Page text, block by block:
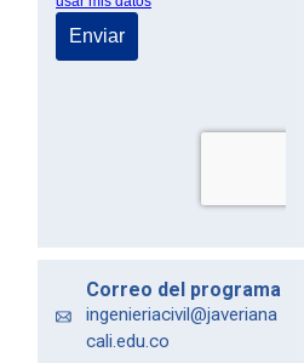
Correo del programa
ingenieriacivil@javeriana
cali.edu.co